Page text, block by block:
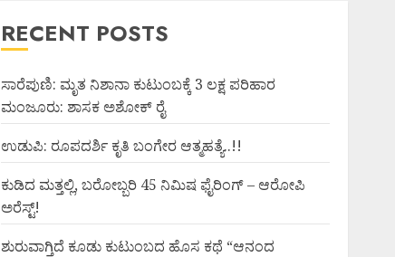
RECENT POSTS
ಸಾರೆಪುಣಿ: ಮೃತ ನಿಶಾನಾ ಕುಟುಂಬಕ್ಕೆ 3 ಲಕ್ಷ ಪರಿಹಾರ
ಮಂಜೂರು: ಶಾಸಕ ಅಶೋಕ್ ರೈ
ಉಡುಪಿ: ರೂಪದರ್ಶಿ ಕೃತಿ ಬಂಗೇರ ಆತ್ಮಹತ್ಯೆ..!!
ಕುಡಿದ ಮತ್ತಲ್ಲಿ, ಬರೋಬ್ಬರಿ 45 ನಿಮಿಷ ಫೈರಿಂಗ್ – ಆರೋಪಿ
ಅರೆಸ್ಟ್!
ಶುರುವಾಗ್ತಿದೆ ಕೂಡು ಕುಟುಂಬದ ಹೊಸ ಕಥೆ “ಆನಂದ